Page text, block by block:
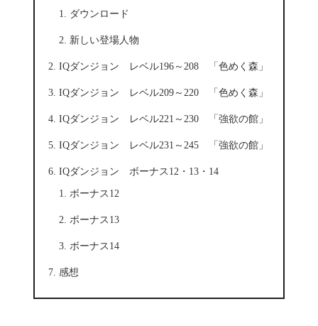
ダウンロード
新しい登場人物
IQダンジョン レベル196～208 「色めく森」
IQダンジョン レベル209～220 「色めく森」
IQダンジョン レベル221～230 「強欲の館」
IQダンジョン レベル231～245 「強欲の館」
IQダンジョン ボーナス12・13・14
ボーナス12
ボーナス13
ボーナス14
感想